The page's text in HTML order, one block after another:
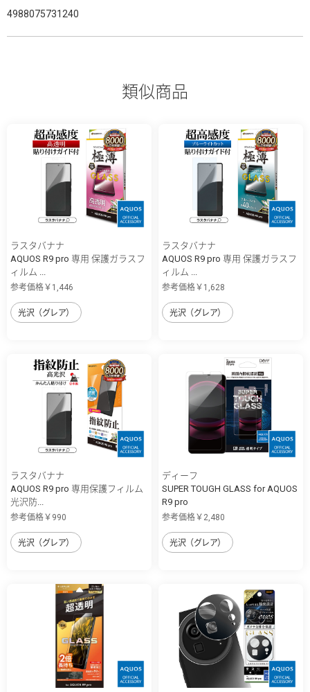
4988075731240
類似商品
ラスタバナナ
AQUOS R9 pro 専用 保護ガラスフ
ィルム ...
参考価格￥1,446
光沢（グレア）
ラスタバナナ
AQUOS R9 pro 専用 保護ガラスフ
ィルム ...
参考価格￥1,628
光沢（グレア）
ラスタバナナ
AQUOS R9 pro 専用保護フィルム
光沢防...
参考価格￥990
光沢（グレア）
ディーフ
SUPER TOUGH GLASS for AQUOS
R9 pro
参考価格￥2,480
光沢（グレア）